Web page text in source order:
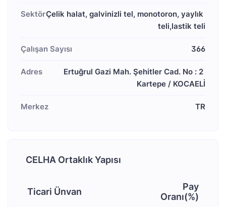
SektörÇelik halat, galvinizli tel, monotoron, yaylık
teli,lastik teli
Çalışan Sayısı 366
Adres
Ertuğrul Gazi Mah. Şehitler Cad. No : 2
Kartepe / KOCAELİ
Merkez TR
CELHA Ortaklık Yapısı
Ticari Ünvan
Pay
Oranı(%)